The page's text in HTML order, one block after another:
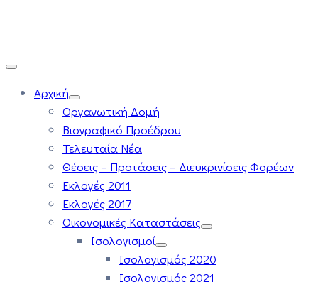
Αρχική
Οργανωτική Δομή
Βιογραφικό Προέδρου
Τελευταία Νέα
Θέσεις – Προτάσεις – Διευκρινίσεις Φορέων
Εκλογές 2011
Εκλογές 2017
Οικονομικές Καταστάσεις
Ισολογισμοί
Ισολογισμός 2020
Ισολογισμός 2021